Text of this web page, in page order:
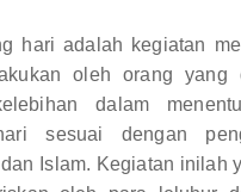
hari adalah kegiatan
oleh orang yang
dalam
sesuai dengan
Islam. Kegiatan inilah